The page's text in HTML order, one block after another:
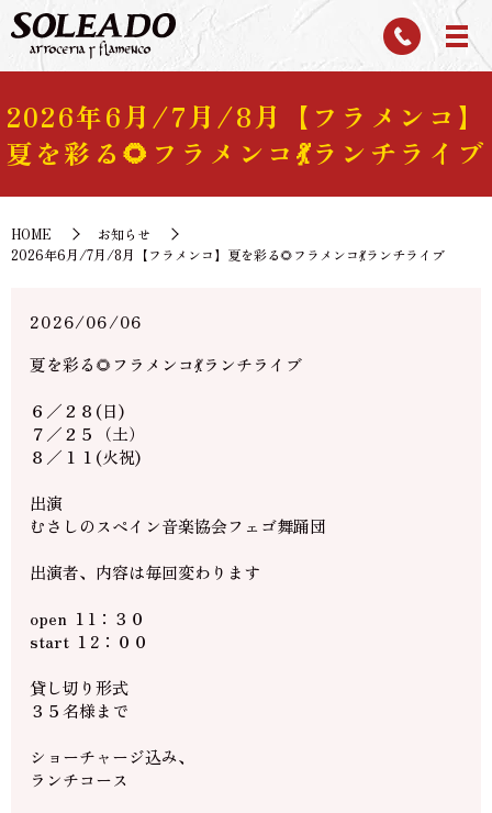
2026年6月/7月/8月【フラメンコ】
夏を彩る🌻フラメンコ💃ランチライブ
HOME
お知らせ
2026年6月/7月/8月【フラメンコ】夏を彩る🌻フラメンコ💃ランチライブ
2026/06/06
夏を彩る🌻フラメンコ💃ランチライブ
６／２８(日)
７／２５（土）
８／１１(火祝)
出演
むさしのスペイン音楽協会フェゴ舞踊団
出演者、内容は毎回変わります
open １1：３０
start １2：００
貸し切り形式
３５名様まで
ショーチャージ込み、
ランチコース